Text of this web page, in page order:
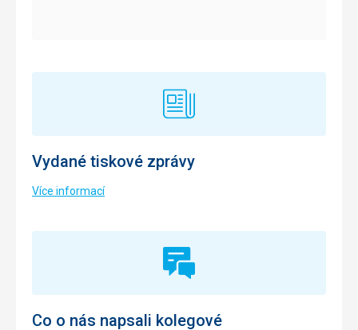
Vydané tiskové zprávy
Více informací
Co o nás napsali kolegové